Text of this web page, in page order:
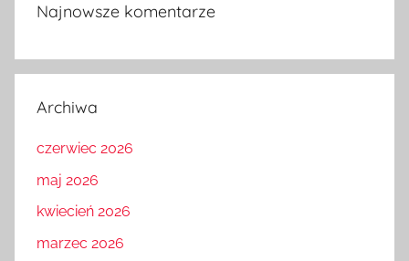
Najnowsze komentarze
Archiwa
czerwiec 2026
maj 2026
kwiecień 2026
marzec 2026